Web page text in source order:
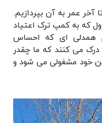
آخر عمر به آن بپردازیم.
که به کمپ ترک اعتیاد
همدلی ای که احساس
می کنند که ما چقدر
خود مشغولی می شود و